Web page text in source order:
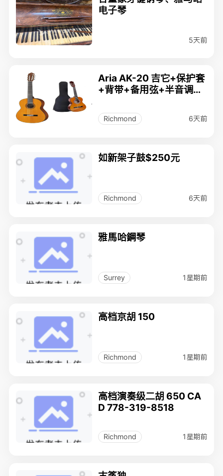
电子琴
5天前
Aria AK-20 吉它+保护套
+背带+备用弦+半音调谐
Richmond 6天前
如新架子鼓$250元
Richmond 6天前
雅馬哈鋼琴
Surrey 1星期前
高档京胡 150
Richmond 1星期前
高档演奏级二胡 650 CA
D 778-319-8518
Richmond 1星期前